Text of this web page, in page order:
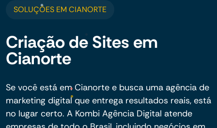
SOLUÇÕES EM CIANORTE
Criação de Sites em
Cianorte
Se você está em Cianorte e busca uma agência de
marketing digital que entrega resultados reais, está
no lugar certo. A Kombi Agência Digital atende